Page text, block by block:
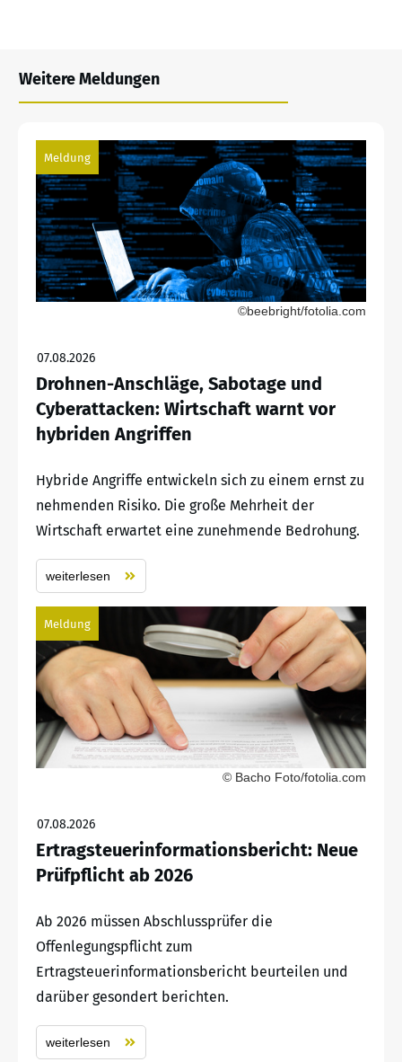
Weitere Meldungen
Meldung
©beebright/fotolia.com
07.08.2026
Drohnen-Anschläge, Sabotage und
Cyberattacken: Wirtschaft warnt vor
hybriden Angriffen
Hybride Angriffe entwickeln sich zu einem ernst zu
nehmenden Risiko. Die große Mehrheit der
Wirtschaft erwartet eine zunehmende Bedrohung.
weiterlesen
Meldung
© Bacho Foto/fotolia.com
07.08.2026
Ertragsteuerinformationsbericht: Neue
Prüfpflicht ab 2026
Ab 2026 müssen Abschlussprüfer die
Offenlegungspflicht zum
Ertragsteuerinformationsbericht beurteilen und
darüber gesondert berichten.
weiterlesen